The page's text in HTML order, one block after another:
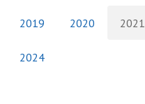
2019 2020 2021
2024